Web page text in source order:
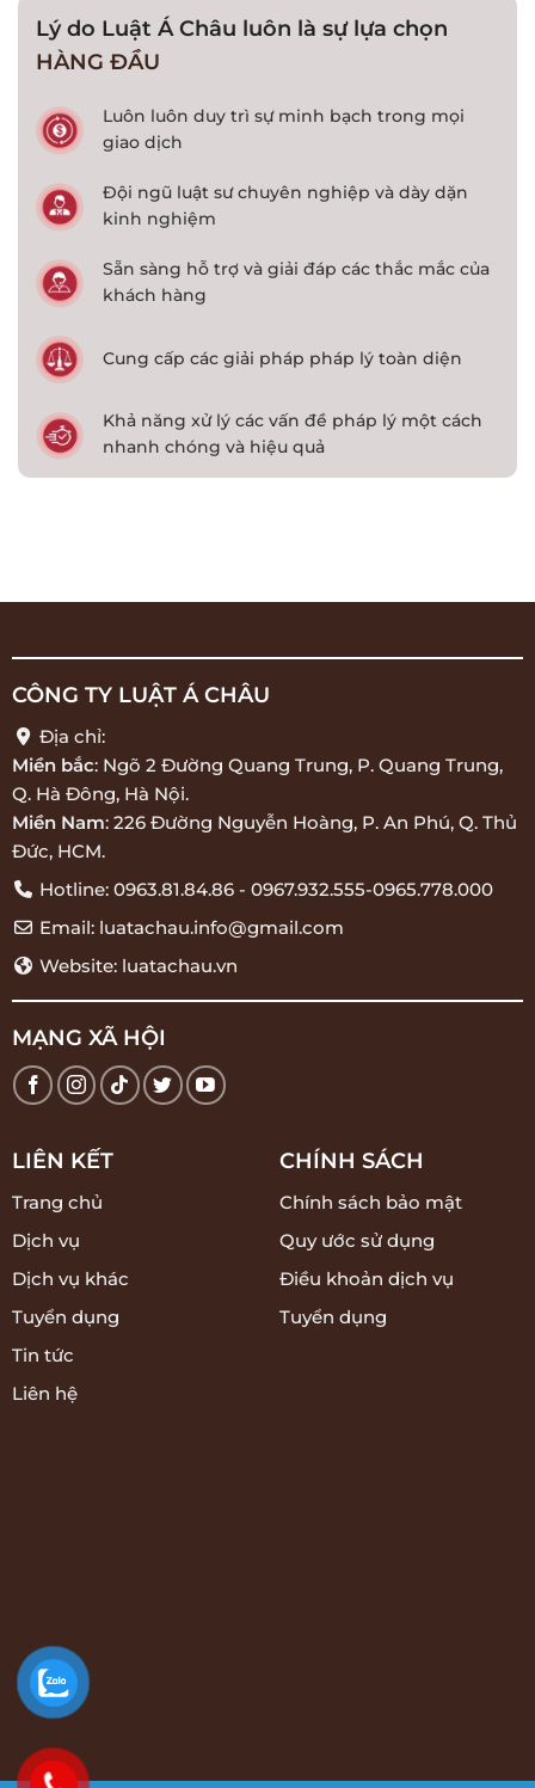
Lý do Luật Á Châu luôn là sự lựa chọn
HÀNG ĐẦU
Luôn luôn duy trì sự minh bạch trong mọi
giao dịch
Đội ngũ luật sư chuyên nghiệp và dày dặn
kinh nghiệm
Sẵn sàng hỗ trợ và giải đáp các thắc mắc của
khách hàng
Cung cấp các giải pháp pháp lý toàn diện
Khả năng xử lý các vấn đề pháp lý một cách
nhanh chóng và hiệu quả
CÔNG TY LUẬT Á CHÂU
Địa chỉ:
Miền bắc: Ngõ 2 Đường Quang Trung, P. Quang Trung,
Q. Hà Đông, Hà Nội.
Miền Nam: 226 Đường Nguyễn Hoàng, P. An Phú, Q. Thủ
Đức, HCM.
Hotline: 0963.81.84.86 - 0967.932.555-0965.778.000
Email: luatachau.info@gmail.com
Website: luatachau.vn
MẠNG XÃ HỘI
LIÊN KẾT
Trang chủ
Dịch vụ
Dịch vụ khác
Tuyển dụng
Tin tức
Liên hệ
CHÍNH SÁCH
Chính sách bảo mật
Quy ước sử dụng
Điều khoản dịch vụ
Tuyển dụng